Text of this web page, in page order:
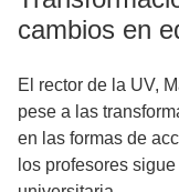
cambios en
El rector de la UV,
pese a las
en las formas de
los profesores